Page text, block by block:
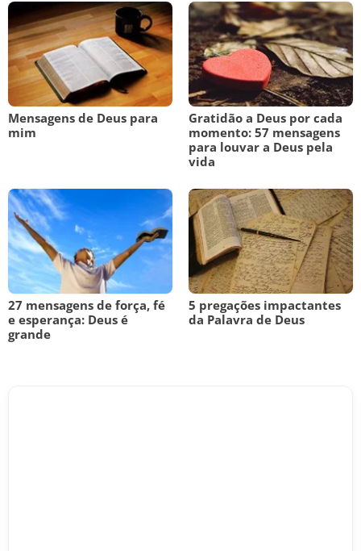
Mensagens de Deus para
mim
Gratidão a Deus por cada
momento: 57 mensagens
para louvar a Deus pela
vida
27 mensagens de força, fé
e esperança: Deus é
grande
5 pregações impactantes
da Palavra de Deus